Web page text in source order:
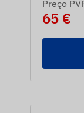
Preço
65 €